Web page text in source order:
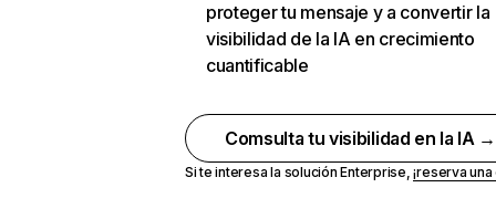
proteger tu mensaje y a convertir la
visibilidad de la IA en crecimiento
cuantificable
Comsulta tu visibilidad en la IA →
Si te interesa la solución Enterprise,¡reserva